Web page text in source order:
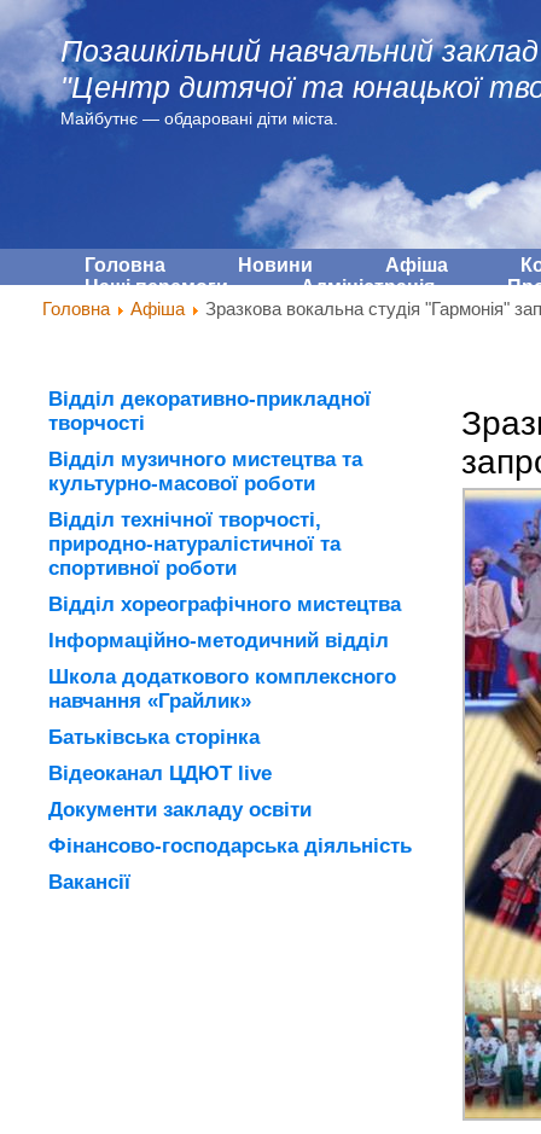
Позашкільний навчальний заклад
"Центр дитячої та юнацької
Майбутнє — обдарованi діти міста.
Головна Новини Афіша
Наші перемоги
Адмiнiстрацiя
Головна
Афіша Зразкова вокальна студія "Гармонія"
Відділ декоративно-прикладної
творчості
Відділ музичного мистецтва та
культурно-масової роботи
Відділ технічної творчості,
природно-натуралістичної та
спортивної роботи
Відділ хореографічного мистецтва
Інформаційно-методичний відділ
Школа додаткового комплексного
навчання «Грайлик»
Батьківська сторінка
Відеоканал ЦДЮТ live
Документи закладу освіти
Фінансово-господарська діяльність
Вакансії